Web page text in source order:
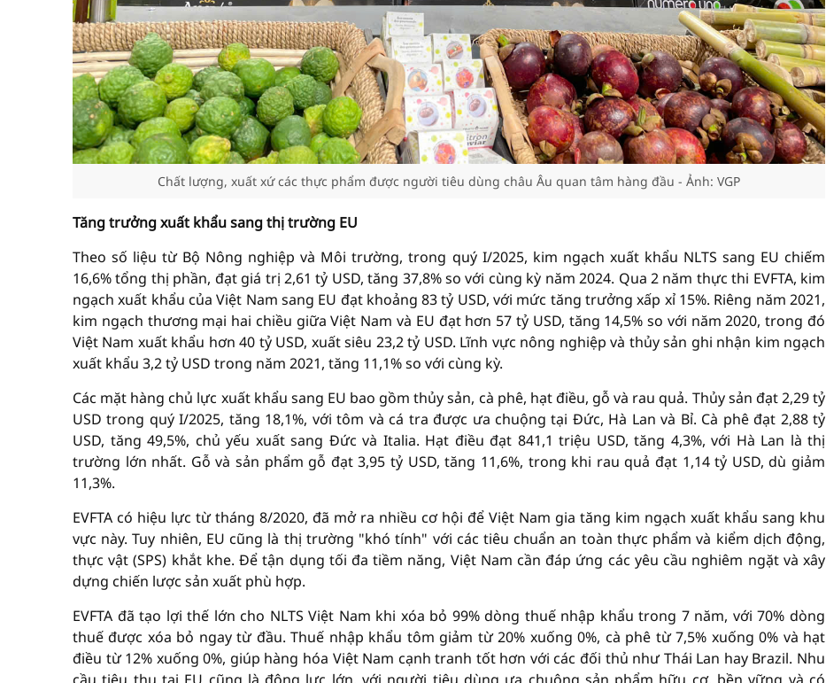
Chất lượng, xuất xứ các thực phẩm được người tiêu dùng châu Âu quan tâm hàng đầu - Ảnh: VGP
Tăng trưởng xuất khẩu sang thị trường EU
Theo số liệu từ Bộ Nông nghiệp và Môi trường, trong quý I/2025, kim ngạch xuất khẩu NLTS sang EU chiếm
16,6% tổng thị phần, đạt giá trị 2,61 tỷ USD, tăng 37,8% so với cùng kỳ năm 2024. Qua 2 năm thực thi EVFTA, kim
ngạch xuất khẩu của Việt Nam sang EU đạt khoảng 83 tỷ USD, với mức tăng trưởng xấp xỉ 15%. Riêng năm 2021,
kim ngạch thương mại hai chiều giữa Việt Nam và EU đạt hơn 57 tỷ USD, tăng 14,5% so với năm 2020, trong đó
Việt Nam xuất khẩu hơn 40 tỷ USD, xuất siêu 23,2 tỷ USD. Lĩnh vực nông nghiệp và thủy sản ghi nhận kim ngạch
xuất khẩu 3,2 tỷ USD trong năm 2021, tăng 11,1% so với cùng kỳ.
Các mặt hàng chủ lực xuất khẩu sang EU bao gồm thủy sản, cà phê, hạt điều, gỗ và rau quả. Thủy sản đạt 2,29 tỷ
USD trong quý I/2025, tăng 18,1%, với tôm và cá tra được ưa chuộng tại Đức, Hà Lan và Bỉ. Cà phê đạt 2,88 tỷ
USD, tăng 49,5%, chủ yếu xuất sang Đức và Italia. Hạt điều đạt 841,1 triệu USD, tăng 4,3%, với Hà Lan là thị
trường lớn nhất. Gỗ và sản phẩm gỗ đạt 3,95 tỷ USD, tăng 11,6%, trong khi rau quả đạt 1,14 tỷ USD, dù giảm
11,3%.
EVFTA có hiệu lực từ tháng 8/2020, đã mở ra nhiều cơ hội để Việt Nam gia tăng kim ngạch xuất khẩu sang khu
vực này. Tuy nhiên, EU cũng là thị trường "khó tính" với các tiêu chuẩn an toàn thực phẩm và kiểm dịch động,
thực vật (SPS) khắt khe. Để tận dụng tối đa tiềm năng, Việt Nam cần đáp ứng các yêu cầu nghiêm ngặt và xây
dựng chiến lược sản xuất phù hợp.
EVFTA đã tạo lợi thế lớn cho NLTS Việt Nam khi xóa bỏ 99% dòng thuế nhập khẩu trong 7 năm, với 70% dòng
thuế được xóa bỏ ngay từ đầu. Thuế nhập khẩu tôm giảm từ 20% xuống 0%, cà phê từ 7,5% xuống 0% và hạt
điều từ 12% xuống 0%, giúp hàng hóa Việt Nam cạnh tranh tốt hơn với các đối thủ như Thái Lan hay Brazil. Nhu